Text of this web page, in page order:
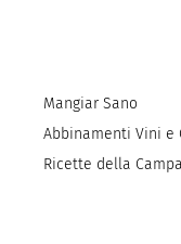
Mangiar Sano
Abbinamenti Vini e
Ricette della